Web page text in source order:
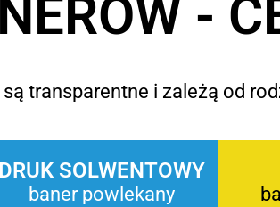
-
transparentne i zależą od
DRUK SOLWENTOWY
baner powlekany